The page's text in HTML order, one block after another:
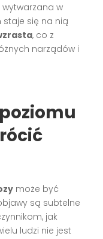
wytwarzana w
się na nią
, co z
narządów i
może być
są subtelne
jak
ludzi nie jest